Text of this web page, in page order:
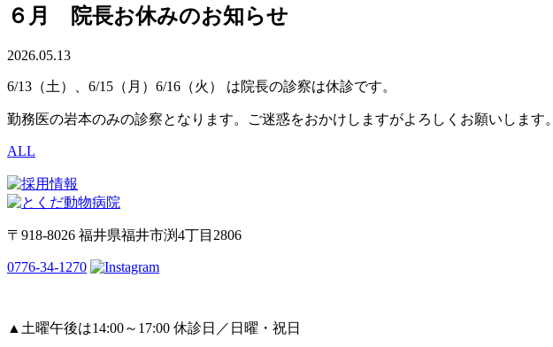
６月 院長お休みのお知らせ
2026.05.13
6/13（土）、6/15（月）6/16（火） は院長の診察は休診です。
勤務医の岩本のみの診察となります。ご迷惑をおかけしますがよろしくお願いします。
ALL
〒918-8026 福井県福井市渕4丁目2806
0776-34-1270
▲ 土曜午後は14:00～17:00 休診日／日曜・祝日